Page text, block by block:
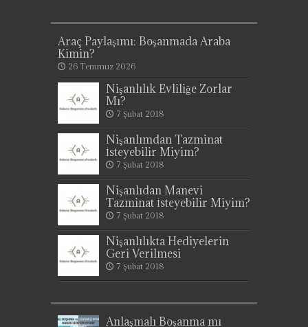
Araç Paylaşımı: Boşanmada Araba
Kimin?
26 Temmuz 2026
Nişanlılık Evliliğe Zorlar
Mı?
7 Şubat 2018
Nişanlımdan Tazminat
İsteyebilir Miyim?
7 Şubat 2018
Nişanlıdan Manevi
Tazminat İsteyebilir Miyim?
7 Şubat 2018
Nişanlılıkta Hediyelerin
Geri Verilmesi
7 Şubat 2018
Anlaşmalı Boşanma mı